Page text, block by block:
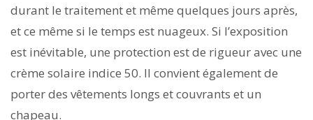
durant le traitement et même quelques jours après,
et ce même si le temps est nuageux. Si l’exposition
est inévitable, une protection est de rigueur avec une
crème solaire indice 50. Il convient également de
porter des vêtements longs et couvrants et un
chapeau.